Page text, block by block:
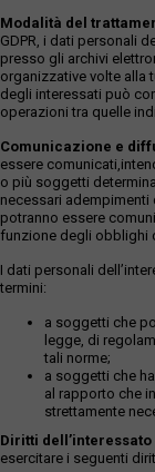
Modalità del
GDPR, i dati personali
presso gli archivi
organizzative volte alla
degli interessati può
operazioni tra quelle
Comunicazione e
essere
o più soggetti
necessari adempimenti
potranno essere
funzione degli obblighi
I dati personali
termini:
a soggetti che
legge, di
tali norme;
a soggetti che
al rapporto che
strettamente
Diritti dell’interessato
esercitare i seguenti